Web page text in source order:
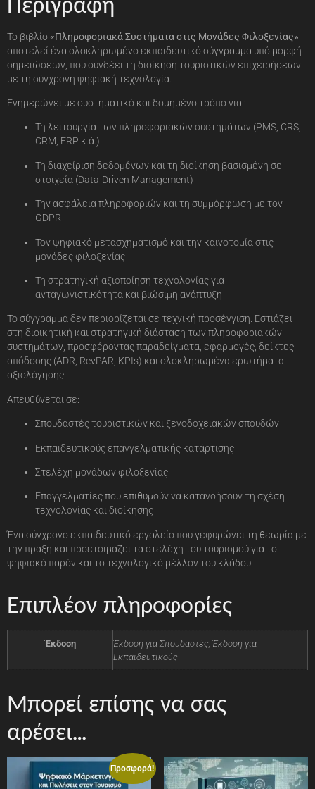
Το βιβλίο «Πληροφοριακά Συστήματα στις Μονάδες Φιλοξενίας»
αποτελεί ένα ολοκληρωμένο εκπαιδευτικό σύγγραμμα υπό μορφή
σημειώσεων, που συνδέει τη διοίκηση τουριστικών επιχειρήσεων
με τη σύγχρονη ψηφιακή τεχνολογία.
Ενημερώνει με συστηματικό και δομημένο τρόπο για :
Τη λειτουργία των πληροφοριακών συστημάτων (PMS, CRS,
CRM, ERP κ.ά.)
Τη διαχείριση δεδομένων και τη διοίκηση βασισμένη σε
στοιχεία (Data-Driven Management)
Την ασφάλεια πληροφοριών και τη συμμόρφωση με τον
GDPR
Τον ψηφιακό μετασχηματισμό και την καινοτομία στις
μονάδες φιλοξενίας
Τη στρατηγική αξιοποίηση τεχνολογίας για
ανταγωνιστικότητα και βιώσιμη ανάπτυξη
Το σύγγραμμα δεν περιορίζεται σε τεχνική προσέγγιση. Εστιάζει
στη διοικητική και στρατηγική διάσταση των πληροφοριακών
συστημάτων, προσφέροντας παραδείγματα, εφαρμογές, δείκτες
απόδοσης (ADR, RevPAR, KPIs) και ολοκληρωμένα ερωτήματα
αξιολόγησης.
Απευθύνεται σε:
Σπουδαστές τουριστικών και ξενοδοχειακών σπουδών
Εκπαιδευτικούς επαγγελματικής κατάρτισης
Στελέχη μονάδων φιλοξενίας
Επαγγελματίες που επιθυμούν να κατανοήσουν τη σχέση
τεχνολογίας και διοίκησης
Ένα σύγχρονο εκπαιδευτικό εργαλείο που γεφυρώνει τη θεωρία με
την πράξη και προετοιμάζει τα στελέχη του τουρισμού για το
ψηφιακό παρόν και το τεχνολογικό μέλλον του κλάδου.
Επιπλέον πληροφορίες
Έκδοση
Έκδοση για Σπουδαστές, Έκδοση για
Εκπαιδευτικούς
Μπορεί επίσης να σας
αρέσει…
Προσφορά!